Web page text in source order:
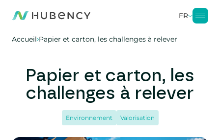
FR
Accueil Papier et carton, les challenges à relever
Papier et carton, les
challenges à relever
Environnement Valorisation